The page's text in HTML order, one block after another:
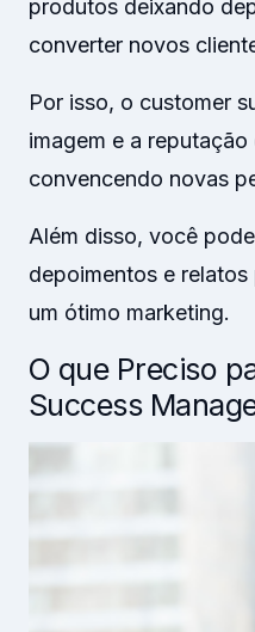
produtos deixando
converter novos
Por isso, o customer
imagem e a reputação
convencendo novas
Além disso, você
depoimentos e
um ótimo marketing.
O que Preciso
Success